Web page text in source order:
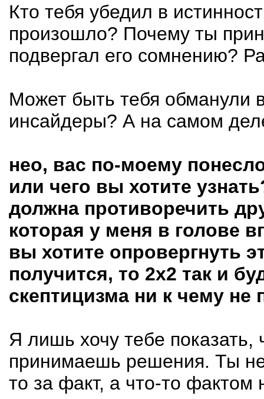
Кто тебя убедил в
произошло? Почему ты
подвергал его сомнению?
Может быть тебя обманули
инсайдеры? А на самом
нео, вас по-моему
или чего вы хотите
должна противоречить
которая у меня в голове
вы хотите опровергнуть
получится, то 2х2 так и
скептицизма ни к чему
Я лишь хочу тебе
принимаешь решения. Ты
то за факт, а что-то фактом